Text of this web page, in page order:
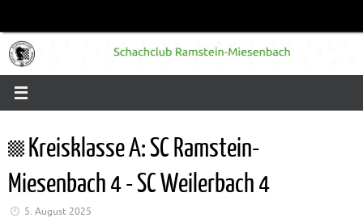
springen
Kreisklasse A: SC Ramstein-
Miesenbach 4 - SC Weilerbach 4
5. August 2025